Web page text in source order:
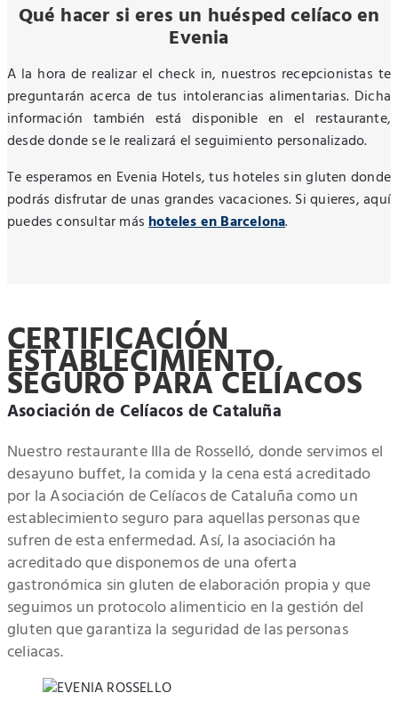
Qué hacer si eres un huésped celíaco en
Evenia
A la hora de realizar el check in, nuestros recepcionistas te
preguntarán acerca de tus intolerancias alimentarias. Dicha
información también está disponible en el restaurante,
desde donde se le realizará el seguimiento personalizado.
Te esperamos en Evenia Hotels, tus hoteles sin gluten donde
podrás disfrutar de unas grandes vacaciones. Si quieres, aquí
puedes consultar máshoteles en Barcelona.
CERTIFICACIÓN
ESTABLECIMIENTO
SEGURO PARA CELÍACOS
Asociación de Celíacos de Cataluña
Nuestro restaurante Illa de Rosselló, donde servimos el
desayuno buffet, la comida y la cena está acreditado
por la Asociación de Celíacos de Cataluña como un
establecimiento seguro para aquellas personas que
sufren de esta enfermedad. Así, la asociación ha
acreditado que disponemos de una oferta
gastronómica sin gluten de elaboración propia y que
seguimos un protocolo alimenticio en la gestión del
gluten que garantiza la seguridad de las personas
celiacas.